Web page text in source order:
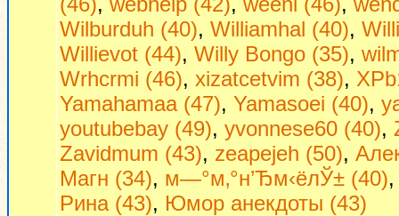
Wilburduh (40), Williamhal (40),
Willievot (44), Willy Bongo (35),
Wrhcrmi (46), xizatcetvim (38),
Yamahamaa (47), Yamasoei (40),
youtubebay (49), yvonnese60 (40),
Zavidmum (43), zeapejeh (50),
Магн (34), м—°м‚°н’Ђм‹ёлЎ± (40)
Рина (43), Юмор анекдоты (43)